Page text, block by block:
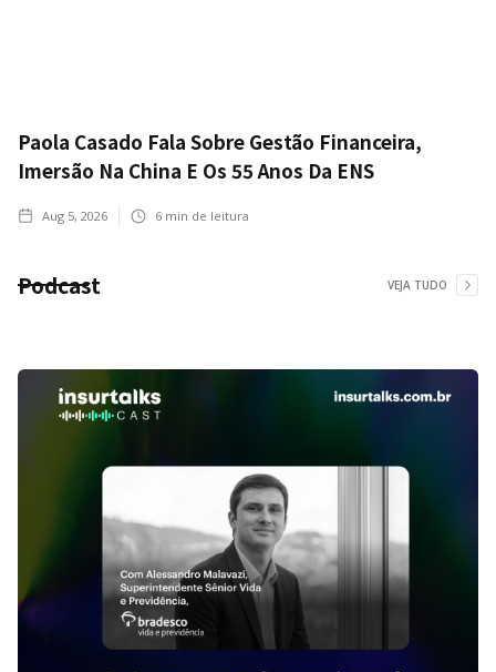
Paola Casado Fala Sobre Gestão Financeira,
Imersão Na China E Os 55 Anos Da ENS
Aug 5, 2026 6 min de leitura
Podcast VEJA TUDO